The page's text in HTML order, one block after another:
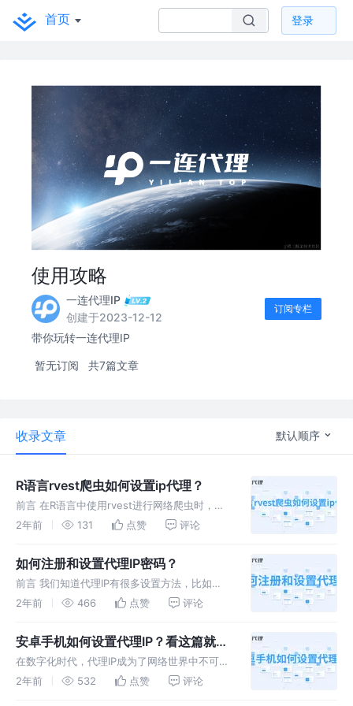
首页 登录
使用攻略
一连代理IP
创建于2023-12-12
订阅专栏
带你玩转一连代理IP
暂无订阅 共7篇文章
收录文章 默认顺序
R语言rvest爬虫如何设置ip代理？
前言 在R语言中使用rvest进行网络爬虫时，可
以使用代理服务器来隐藏真实IP地址。有一些R
是httr。以下是一个简单的例子，演示如何在
rvest中设置IP代
2年前 131 点赞 评论
如何注册和设置代理IP密码？
前言 我们知道代理IP有很多设置方法，比如
（squid，scoks5，http…）今天我来推荐一款
作流程 我们首先使用一台拨号vps，安装
2年前 466 点赞 评论
安卓手机如何设置代理IP？看这篇就够
了！
在数字化时代，代理IP成为了网络世界中不可或
缺的一环。无论是保护个人隐私、解锁地理限制
2年前 532 点赞 评论